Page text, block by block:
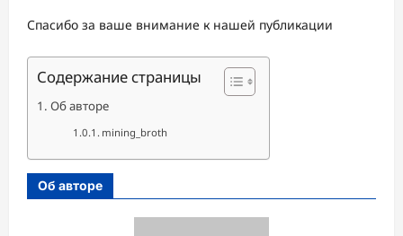
Спасибо за ваше внимание к нашей публикации
Содержание страницы
Об авторе
mining_broth
Об авторе